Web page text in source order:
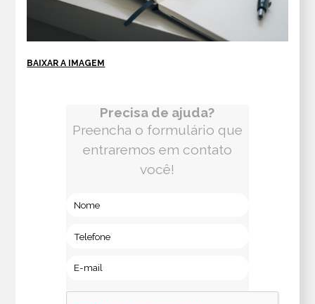
BAIXAR A IMAGEM
Precisa de ajuda?
Preencha o formulário que
entraremos em contato
você!